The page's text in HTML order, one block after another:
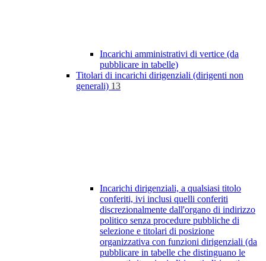
Incarichi amministrativi di vertice (da
pubblicare in tabelle)
Titolari di incarichi dirigenziali (dirigenti non
generali) 13
Incarichi dirigenziali, a qualsiasi titolo
conferiti, ivi inclusi quelli conferiti
discrezionalmente dall'organo di indirizzo
politico senza procedure pubbliche di
selezione e titolari di posizione
organizzativa con funzioni dirigenziali (da
pubblicare in tabelle che distinguano le